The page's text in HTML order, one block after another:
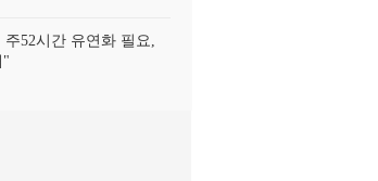
52시간 유연화 필요,
"